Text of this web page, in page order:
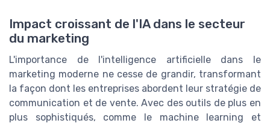
Impact croissant de l'IA dans le secteur
du marketing
L'importance de l'intelligence artificielle dans le
marketing moderne ne cesse de grandir, transformant
la façon dont les entreprises abordent leur stratégie de
communication et de vente. Avec des outils de plus en
plus sophistiqués, comme le machine learning et